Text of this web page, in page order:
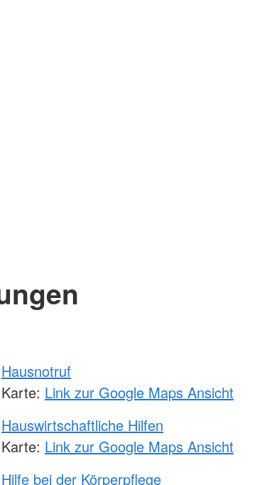
Hausnotruf
Karte: Link zur Google Maps Ansicht
Hauswirtschaftliche Hilfen
Karte: Link zur Google Maps Ansicht
Hilfe bei der Körperpflege